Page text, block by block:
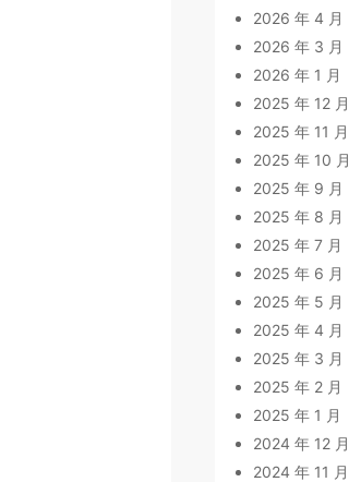
2026 年 4 月
2026 年 3 月
2026 年 1 月
2025 年 12 月
2025 年 11 月
2025 年 10 月
2025 年 9 月
2025 年 8 月
2025 年 7 月
2025 年 6 月
2025 年 5 月
2025 年 4 月
2025 年 3 月
2025 年 2 月
2025 年 1 月
2024 年 12 月
2024 年 11 月